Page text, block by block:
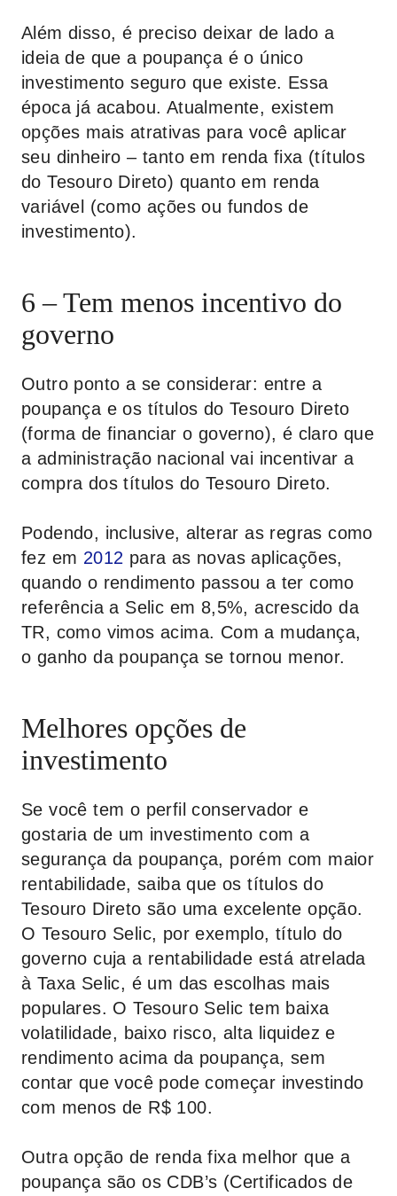
Além disso, é preciso deixar de lado a
ideia de que a poupança é o único
investimento seguro que existe. Essa
época já acabou. Atualmente, existem
opções mais atrativas para você aplicar
seu dinheiro – tanto em renda fixa (títulos
do Tesouro Direto) quanto em renda
variável (como ações ou fundos de
investimento).
6 – Tem menos incentivo do
governo
Outro ponto a se considerar: entre a
poupança e os títulos do Tesouro Direto
(forma de financiar o governo), é claro que
a administração nacional vai incentivar a
compra dos títulos do Tesouro Direto.
Podendo, inclusive, alterar as regras como
fez em 2012 para as novas aplicações,
quando o rendimento passou a ter como
referência a Selic em 8,5%, acrescido da
TR, como vimos acima. Com a mudança,
o ganho da poupança se tornou menor.
Melhores opções de
investimento
Se você tem o perfil conservador e
gostaria de um investimento com a
segurança da poupança, porém com maior
rentabilidade, saiba que os títulos do
Tesouro Direto são uma excelente opção.
O Tesouro Selic, por exemplo, título do
governo cuja a rentabilidade está atrelada
à Taxa Selic, é um das escolhas mais
populares. O Tesouro Selic tem baixa
volatilidade, baixo risco, alta liquidez e
rendimento acima da poupança, sem
contar que você pode começar investindo
com menos de R$ 100.
Outra opção de renda fixa melhor que a
poupança são os CDB’s (Certificados de